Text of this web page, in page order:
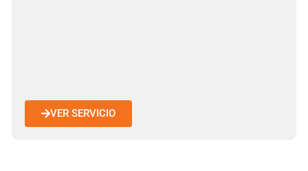
VER SERVICIO